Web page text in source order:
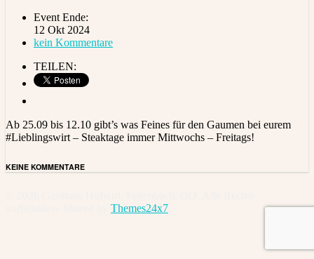
Event Ende:
12 Okt 2024
kein Kommentare
TEILEN:
Ab 25.09 bis 12.10 gibt’s was Feines für den Gaumen bei eurem
#Lieblingswirt – Steaktage immer Mittwochs – Freitags!
KEINE KOMMENTARE
Themes24x7